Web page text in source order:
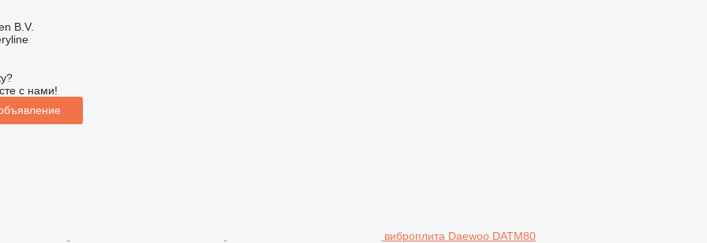
B.V.
с нами!
виброплита Daewoo DATM80